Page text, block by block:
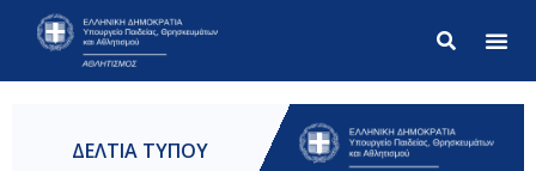
ΔΕΛΤΙΑ ΤΥΠΟΥ